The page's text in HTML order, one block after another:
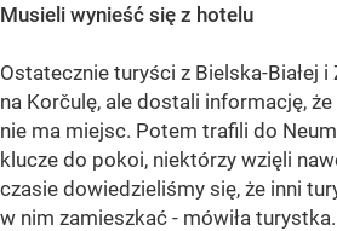
Musieli wynieść się z hotelu
Ostatecznie turyści z Bielska-Białej
na Korčulę, ale dostali informację,
nie ma miejsc. Potem trafili do
klucze do pokoi, niektórzy wzięli
czasie dowiedzieliśmy się, że inni
w nim zamieszkać - mówiła